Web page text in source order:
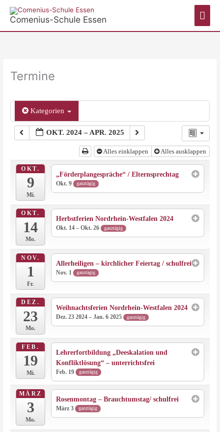
InhaltComenius-Schule Essen
Termine
Kategorien
OKT. 2024 – APR. 2025
Alles einklappen Alles ausklappen
OKT.
9
Mi.
„Förderplangespräche“ / Elternsprechtag
Okt. 9 ganztägig
OKT.
14
Mo.
Herbstferien Nordrhein-Westfalen 2024
Okt. 14 – Okt. 26 ganztägig
NOV.
1
Fr.
Allerheiligen – kirchlicher Feiertag / schulfrei
Nov. 1 ganztägig
DEZ.
23
Mo.
Weihnachtsferien Nordrhein-Westfalen 2024
Dez. 23 2024 – Jan. 6 2025 ganztägig
FEB.
19
Mi.
Lehrerfortbildung „Deeskalation und
Konfliktlösung“ – unterrichtsfrei
Feb. 19 ganztägig
MÄRZ
3
Mo.
Rosenmontag – Brauchtumstag/ schulfrei
März 3 ganztägig